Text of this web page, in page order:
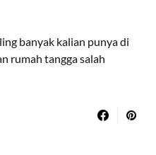
banyak kalian punya di
rumah tangga salah